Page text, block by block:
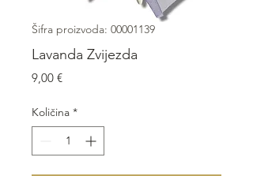
Šifra proizvoda: 00001139
Lavanda Zvijezda
9,00 €Cijena
Količina *